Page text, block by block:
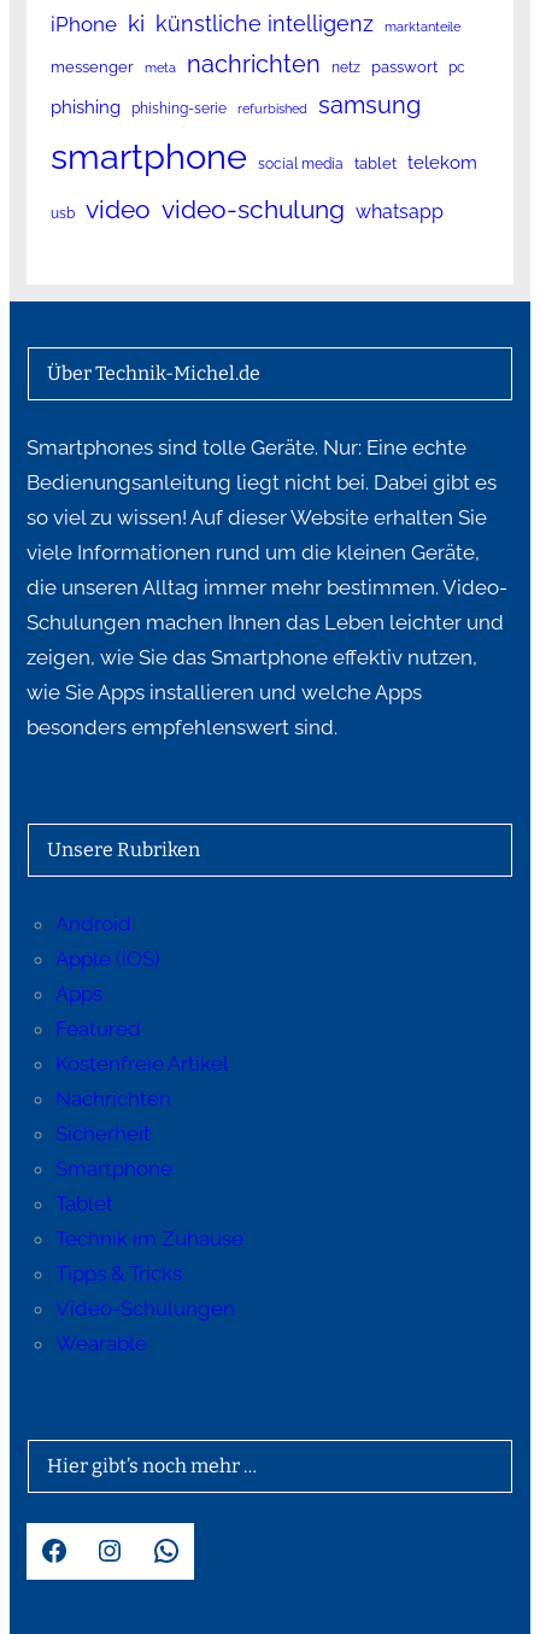
iPhone ki künstliche intelligenz marktanteile
messenger meta nachrichten netz passwort pc
phishing phishing-serie refurbished samsung
smartphone social media tablet telekom
usb video video-schulung whatsapp
Über Technik-Michel.de
Smartphones sind tolle Geräte. Nur: Eine echte
Bedienungsanleitung liegt nicht bei. Dabei gibt es
so viel zu wissen! Auf dieser Website erhalten Sie
viele Informationen rund um die kleinen Geräte,
die unseren Alltag immer mehr bestimmen. Video-
Schulungen machen Ihnen das Leben leichter und
zeigen, wie Sie das Smartphone effektiv nutzen,
wie Sie Apps installieren und welche Apps
besonders empfehlenswert sind.
Unsere Rubriken
Android
Apple (iOS)
Apps
Featured
Kostenfreie Artikel
Nachrichten
Sicherheit
Smartphone
Tablet
Technik im Zuhause
Tipps & Tricks
Video-Schulungen
Wearable
Hier gibt’s noch mehr …
Facebook Instagram WhatsApp